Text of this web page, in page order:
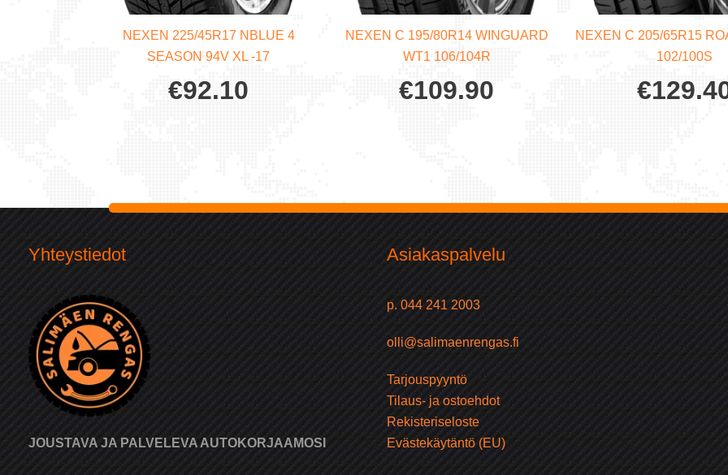
NEXEN 225/45R17 NBLUE 4
SEASON 94V XL -17
€92.10
NEXEN C 195/80R14 WINGUARD
WT1 106/104R
€109.90
NEXEN C 205/65R15
102/100S
€
Yhteystiedot
JOUSTAVA JA PALVELEVA AUTOKORJAAMOSI
Asiakaspalvelu
p. 044 241 2003
olli@salimaenrengas.fi
Tarjouspyyntö
Tilaus- ja ostoehdot
Rekisteriseloste
Evästekäytäntö (EU)